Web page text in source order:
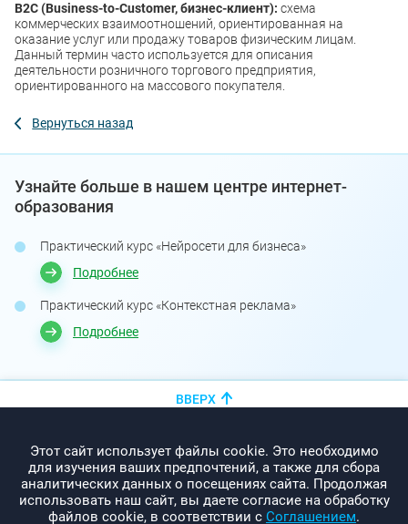
B2C (Business-to-Customer, бизнес-клиент): схема
коммерческих взаимоотношений, ориентированная на
оказание услуг или продажу товаров физическим лицам.
Данный термин часто используется для описания
деятельности розничного торгового предприятия,
ориентированного на массового покупателя.
Вернуться назад
Узнайте больше в нашем центре интернет-
образования
Практический курс «Нейросети для бизнеса»
Подробнее
Практический курс «Контекстная реклама»
Подробнее
Этот сайт использует файлы cookie. Это необходимо
для изучения ваших предпочтений, а также для сбора
аналитических данных о посещениях сайта. Продолжая
использовать наш сайт, вы даете согласие на обработку
файлов cookie, в соответствии с Соглашением.
ВВЕРХ
info@promo-webcom.by